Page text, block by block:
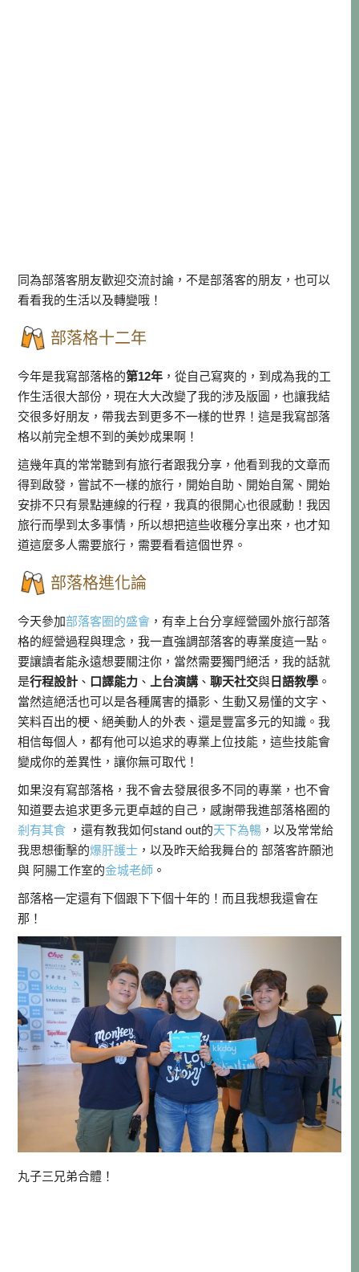
同為部落客朋友歡迎交流討論，不是部落客的朋友，也可以
看看我的生活以及轉變哦！
部落格十二年
今年是我寫部落格的第12年 ，從自己寫爽的，到成為我的工
作生活很大部份，現在大大改變了我的涉及版圖，也讓我結
交很多好朋友，帶我去到更多不一樣的世界！這是我寫部落
格以前完全想不到的美妙成果啊！
這幾年真的常常聽到有旅行者跟我分享，他看到我的文章而
得到啟發，嘗試不一樣的旅行，開始自助、開始自駕、開始
安排不只有景點連線的行程，我真的很開心也很感動！我因
旅行而學到太多事情，所以想把這些收穫分享出來，也才知
道這麼多人需要旅行，需要看看這個世界。
部落格進化論
今天參加部落客圈的盛會 ，有幸上台分享經營國外旅行部落
格的經營過程與理念，我一直強調部落客的專業度這一點。
要讓讀者能永遠想要關注你，當然需要獨門絕活，我的話就
是行程設計 、 口譯能力 、 上台演講 、聊天社交與 日語教學 。
當然這絕活也可以是各種厲害的攝影、生動又易懂的文字、
笑料百出的梗、絕美動人的外表、還是豐富多元的知識。我
相信每個人，都有他可以追求的專業上位技能，這些技能會
變成你的差異性，讓你無可取代！
如果沒有寫部落格，我不會去發展很多不同的專業，也不會
知道要去追求更多元更卓越的自己，感謝帶我進部落格圈的
剎有其食 ，還有教我如何stand out的天下為暢 ，以及常常給
我思想衝擊的爆肝護士 ，以及昨天給我舞台的 部落客許願池
與 阿腸工作室的金城老師 。
部落格一定還有下個跟下下個十年的！而且我想我還會在
那！
丸子三兄弟合體！